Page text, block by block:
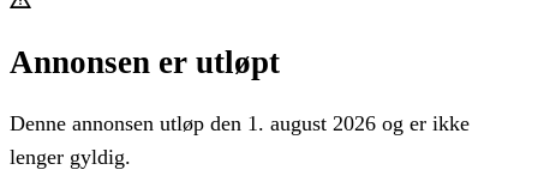
Annonsen er utløpt
Denne annonsen utløp den 1. august 2026 og er ikke
lenger gyldig.